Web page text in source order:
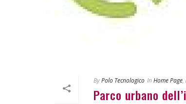
ByPolo Tecnologico In Home Page,
Parco urbano